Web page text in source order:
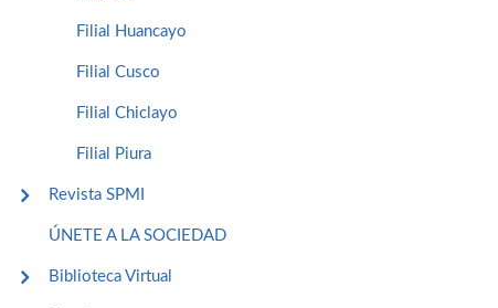
Filial Huancayo
Filial Cusco
Filial Chiclayo
Filial Piura
Revista SPMI
ÚNETE A LA SOCIEDAD
Biblioteca Virtual